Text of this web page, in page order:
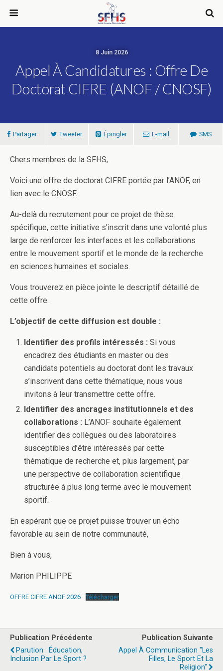
8 Juin 2026
Appel À Candidatures : Offre De
Doctorat CIFRE (ANOF / CNOSF)
Partager Tweeter Épingler E-mail SMS
Chers membres de la SFHS,
Voici une offre de doctorat CIFRE portée par l’ANOF, en
lien avec le CNOSF.
Au-delà du recrutement pour ce projet de thèse
spécifique, cette initiative s’inscrit dans une volonté plus
large de renforcer les interfaces et les collaborations
entre le mouvement sportif et le monde de la recherche
en sciences humaines et sociales.
Vous trouverez en pièce jointe le descriptif détaillé de
cette offre.
L’objectif de cette diffusion est double :
Identifier des profils intéressés : Si vous
encadrez des étudiants en master ou des
candidats potentiels au doctorat dont les travaux
s’inscrivent dans cette thématique, nous vous
invitons à leur transmettre cette offre.
Identifier des ancrages institutionnels et des
collaborations : L’ANOF souhaite également
identifier des collègues ou des laboratoires
susceptibles d’être intéressés par cette
thématique de recherche et, plus largement, par
une perspective de collaboration scientifique
structurée à plus long terme avec le mouvement
sportif.
En espérant que ce projet puisse trouver un écho
favorable au sein de notre communauté,
Bien à vous,
Marion PHILIPPE
OFFRE CIFRE ANOF 2026 Télécharger
Publication Précédente
Parution : Éducation,
Inclusion Par Le Sport ?
Publication Suivante
Appel À Communication "Les
Filles, Le Sport Et La
Religion"